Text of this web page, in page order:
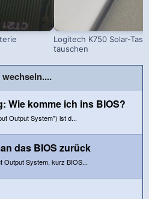
Logitech K750 Solar-
tauschen
Wie komme ich ins BIOS?
Output System") ist d...
das BIOS zurück
Output System, kurz BIOS...